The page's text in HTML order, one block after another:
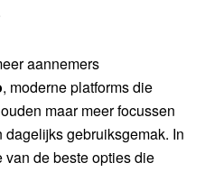
aannemers
, moderne platforms die
maar meer focussen
gebruiksgemak. In
de beste opties die